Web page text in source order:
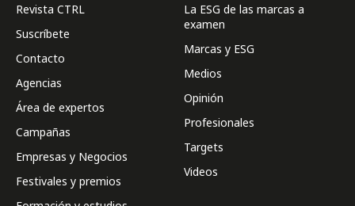
Revista CTRL
Suscríbete
Contacto
Agencias
Área de expertos
Campañas
Empresas y Negocios
Festivales y premios
La ESG de las marcas a
examen
Marcas y ESG
Medios
Opinión
Profesionales
Targets
Videos